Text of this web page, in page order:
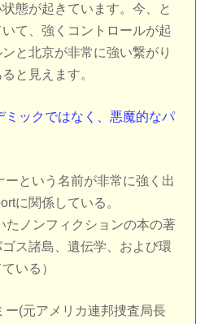
態が起きています。今、と
て、強くコントロールが起
と北京が非常に強い繋がり
と見えます。
ミックではなく、悪魔的なパ
ーという名前が非常に強く出
に関係している。
たノンフィクションの本の著
ス諸島、遺伝学、および環
いる）
ー(元アメリカ連邦捜査局長